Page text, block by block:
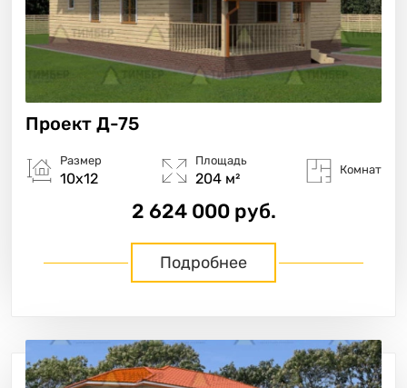
Проект Д-75
Размер
10х12
Площадь
204 м²
Комнат
2 624 000 руб.
Подробнее